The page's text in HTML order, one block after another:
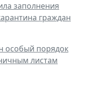
заполнения
граждан
особый порядок
листам